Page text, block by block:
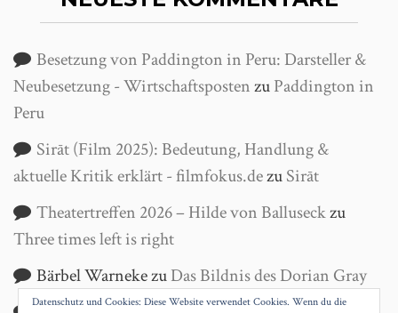
Besetzung von Paddington in Peru: Darsteller &
Neubesetzung - WirtschaftspostenzuPaddington in
Peru
Sirāt (Film 2025): Bedeutung, Handlung &
aktuelle Kritik erklärt - filmfokus.dezuSirāt
Theatertreffen 2026 – Hilde von Balluseckzu
Three times left is right
Bärbel WarnekezuDas Bildnis des Dorian Gray
Datenschutz und Cookies: Diese Website verwendet Cookies. Wenn du die